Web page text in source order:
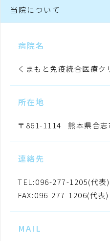
当院について
病院名
くまもと免疫統合医療ク
所在地
〒861-1114 熊本県合志
連絡先
TEL:096-277-1205(代表)
FAX:096-277-1206(代表)
MAIL